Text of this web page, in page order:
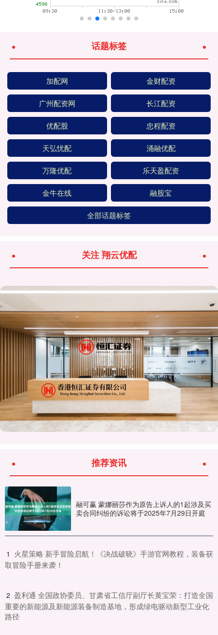
话题标签
加配网 金财配资
广州配资网 长江配资
优配股 忠程配资
天弘忧配 涌融优配
万隆优配 乐天盈配资
金牛在线 融股宝
全部话题标签
关注 翔云优配
推荐资讯
融可赢 蒙娜丽莎作为原告上诉人的1起涉及买
卖合同纠纷的诉讼将于2025年7月29日开庭
1 ​火星策略 新手冒险启航！《决战破晓》手游官网教程，装备获
取冒险手册来袭！
2 ​盈利通 全国政协委员、甘肃省工信厅副厅长黄宝荣：打造全国
重要的新能源及新能源装备制造基地，形成绿电驱动新型工业化
路径